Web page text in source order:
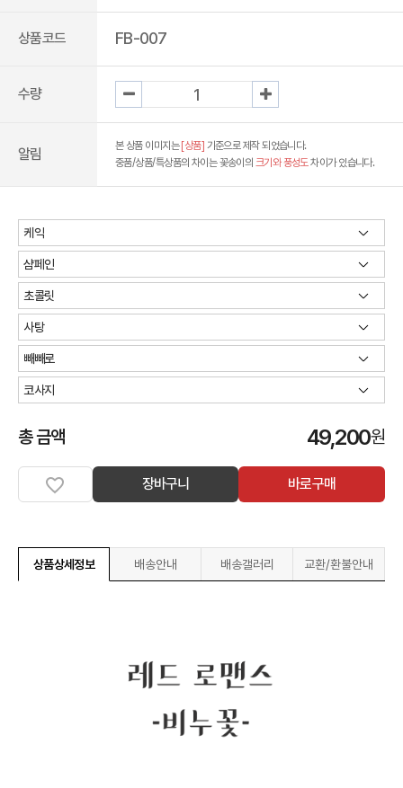
상품코드 FB-007
수량
알림 본 상품 이미지는 [상품] 기준으로 제작 되었습니다.
중품/상품/특상품의 차이는 꽃송이의 크기와 풍성도차이가 있습니다.
총 금액 49,200원
장바구니 바로구매
상품상세정보 배송안내 배송갤러리 교환/환불안내